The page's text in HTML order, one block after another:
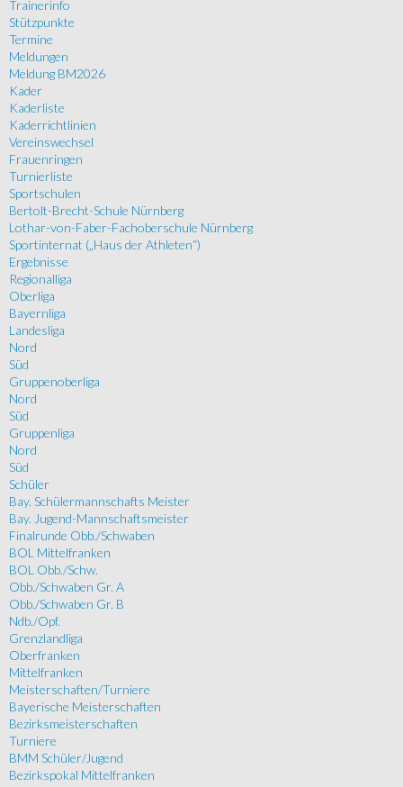
Trainerinfo
Stützpunkte
Termine
Meldungen
Meldung BM2026
Kader
Kaderliste
Kaderrichtlinien
Vereinswechsel
Frauenringen
Turnierliste
Sportschulen
Bertolt-Brecht-Schule Nürnberg
Lothar-von-Faber-Fachoberschule Nürnberg
Sportinternat („Haus der Athleten“)
Ergebnisse
Regionalliga
Oberliga
Bayernliga
Landesliga
Nord
Süd
Gruppenoberliga
Nord
Süd
Gruppenliga
Nord
Süd
Schüler
Bay. Schülermannschafts Meister
Bay. Jugend-Mannschaftsmeister
Finalrunde Obb./Schwaben
BOL Mittelfranken
BOL Obb./Schw.
Obb./Schwaben Gr. A
Obb./Schwaben Gr. B
Ndb./Opf.
Grenzlandliga
Oberfranken
Mittelfranken
Meisterschaften/Turniere
Bayerische Meisterschaften
Bezirksmeisterschaften
Turniere
BMM Schüler/Jugend
Bezirkspokal Mittelfranken